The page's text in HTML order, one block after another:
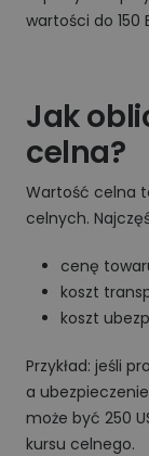
wartości do 150
Jak
celna?
Wartość celna
celnych.
cenę
koszt
koszt
Przykład: jeśli
a
może być 250
kursu celnego.